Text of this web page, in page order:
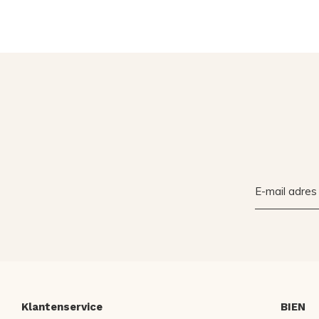
Klantenservice BIEN